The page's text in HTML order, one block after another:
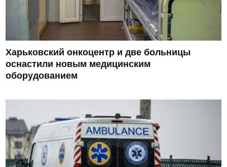
Харьковский онкоцентр и две больницы
оснастили новым медицинским
оборудованием